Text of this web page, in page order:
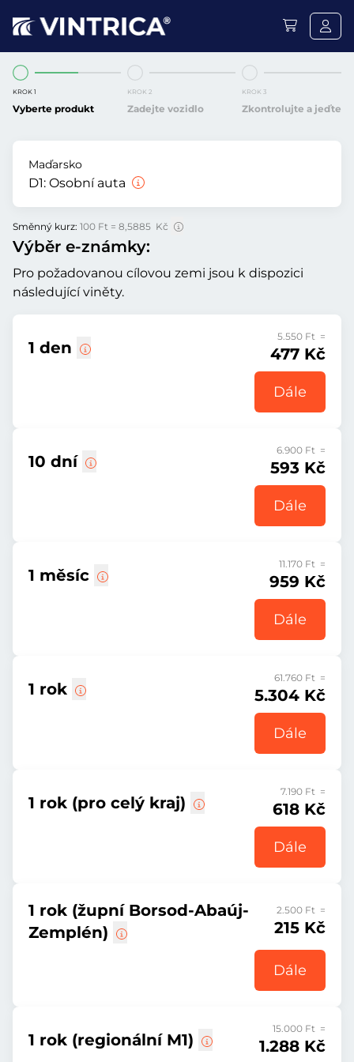
KROK 1
Vyberte produkt
KROK 2
Zadejte vozidlo
KROK 3
Zkontrolujte a jeďte
Maďarsko
D1: Osobní auta
Směnný kurz: 100 Ft = 8,5885 Kč
Výběr e-známky:
Pro požadovanou cílovou zemi jsou k dispozici
následující viněty.
1 den
5.550 Ft =
477 Kč
Dále
10 dní
6.900 Ft =
593 Kč
Dále
1 měsíc
11.170 Ft =
959 Kč
Dále
1 rok
61.760 Ft =
5.304 Kč
Dále
1 rok (pro celý kraj)
7.190 Ft =
618 Kč
Dále
1 rok (župní Borsod-Abaúj-
Zemplén)
2.500 Ft =
215 Kč
Dále
1 rok (regionální M1)
15.000 Ft =
1.288 Kč